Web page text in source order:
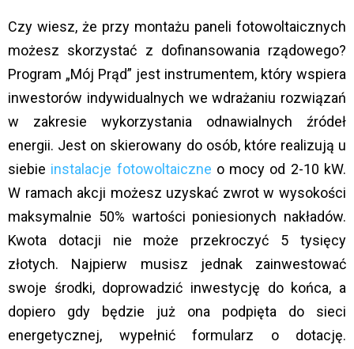
Czy wiesz, że przy montażu paneli fotowoltaicznych
możesz skorzystać z dofinansowania rządowego?
Program „Mój Prąd” jest instrumentem, który wspiera
inwestorów indywidualnych we wdrażaniu rozwiązań
w zakresie wykorzystania odnawialnych źródeł
energii. Jest on skierowany do osób, które realizują u
siebie instalacje fotowoltaiczne o mocy od 2-10 kW.
W ramach akcji możesz uzyskać zwrot w wysokości
maksymalnie 50% wartości poniesionych nakładów.
Kwota dotacji nie może przekroczyć 5 tysięcy
złotych. Najpierw musisz jednak zainwestować
swoje środki, doprowadzić inwestycję do końca, a
dopiero gdy będzie już ona podpięta do sieci
energetycznej, wypełnić formularz o dotację.